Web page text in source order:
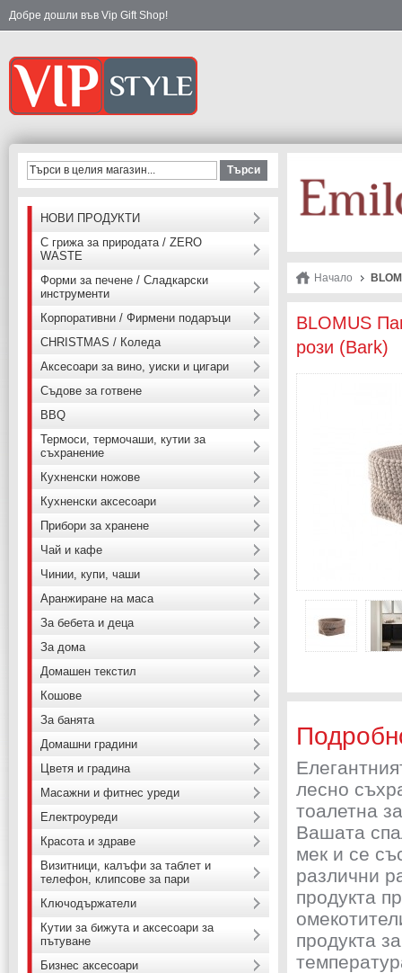
Добре дошли във Vip Gift Shop!
Начало
BLOMUS
рози (Bark)
лесно
тоалетна
Вашата
мек и се
различни
продукта
продукта
Търси
НОВИ ПРОДУКТИ
С грижа за природата / ZERO
WASTE
Форми за печене / Сладкарски
инструменти
Корпоративни / Фирмени подаръци
CHRISTMAS / Коледа
Аксесоари за вино, уиски и цигари
Съдове за готвене
BBQ
Термоси, термочаши, кутии за
съхранение
Кухненски ножове
Кухненски аксесоари
Прибори за хранене
Чай и кафе
Чинии, купи, чаши
Аранжиране на маса
За бебета и деца
За дома
Домашен текстил
Кошове
За банята
Домашни градини
Цветя и градина
Масажни и фитнес уреди
Електроуреди
Красота и здраве
Визитници, калъфи за таблет и
телефон, клипсове за пари
Ключодържатели
Кутии за бижута и аксесоари за
пътуване
Бизнес аксесоари